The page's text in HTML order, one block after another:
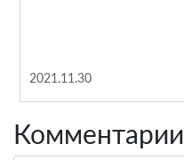
2021.11.30
Комментарии